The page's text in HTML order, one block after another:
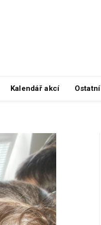
Kalendář akcí Ostatní